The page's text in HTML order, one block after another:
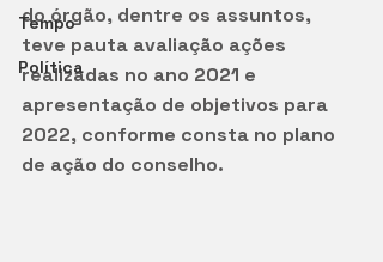
Tempo
Política
do órgão, dentre os assuntos,
teve pauta avaliação ações
realizadas no ano 2021 e
apresentação de objetivos para
2022, conforme consta no plano
de ação do conselho.